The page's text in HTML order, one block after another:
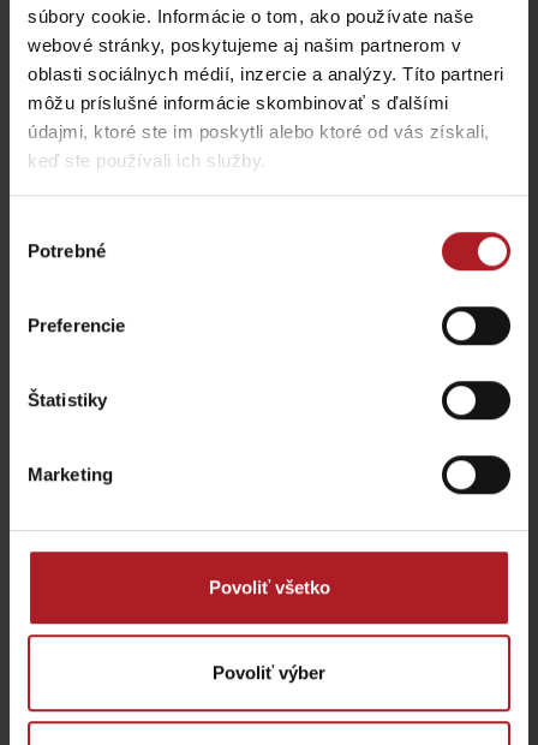
súbory cookie. Informácie o tom, ako používate naše
webové stránky, poskytujeme aj našim partnerom v
oblasti sociálnych médií, inzercie a analýzy. Títo partneri
môžu príslušné informácie skombinovať s ďalšími
údajmi, ktoré ste im poskytli alebo ktoré od vás získali,
keď ste používali ich služby.
súhlasu
Potrebné
Preferencie
Štatistiky
Marketing
Povoliť všetko
Povoliť výber
Nezabudnite si prečítať aj ďalšie články
Lokálne dobroty, ktoré
región Liptov
Chládok na Liptove
Leto v Demänovskej
doline: Miesto, kde sa
si aj rodičia
Jasná
Na Liptove pribudla
nová atrakcia, medzi
monumentálne zvieratá
Iné lokality
Nová výstava Sanctus
Nicolaus 1286 v
Najkrajšie rodinné